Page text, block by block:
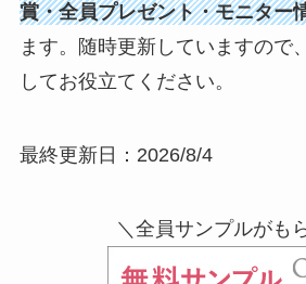
賞・全員プレゼント・モニター
ます。随時更新していますので
してお役立てください。
最終更新日：2026/8/4
＼全員サンプルがも